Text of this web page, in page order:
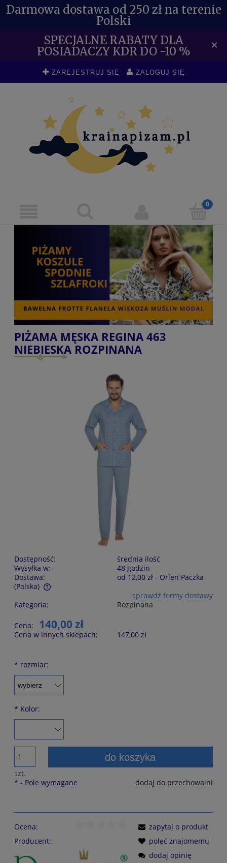
Darmowa dostawa od 250 zł na terenie
Polski
SPECJALNE RABATY DLA
POSIADACZY KDR DO -10 % ×
ZAREJESTRUJ SIĘ ZALOGUJ SIĘ
PIŻAMA MĘSKA REGINA 463
NIEBIESKA ROZPINANA
Dostępność:
średnia ilość
Wysyłka w:
48 godzin
Dostawa:
od 12,00 zł - Orlen Paczka
(Polska)
Cena nie zawiera ewentualnych kosztów płatności
sprawdź formy dostawy
Kategoria:
Rozpinana
Cena: 140,00 zł
Cena w innych sklepach: 147,00 zł
* rozmiar:
* Kolor:
szt.
do koszyka
dodaj do przechowalni
* - Pole wymagane
Ocena:
Producent:
zapytaj o produkt
poleć znajomemu
dodaj opinię